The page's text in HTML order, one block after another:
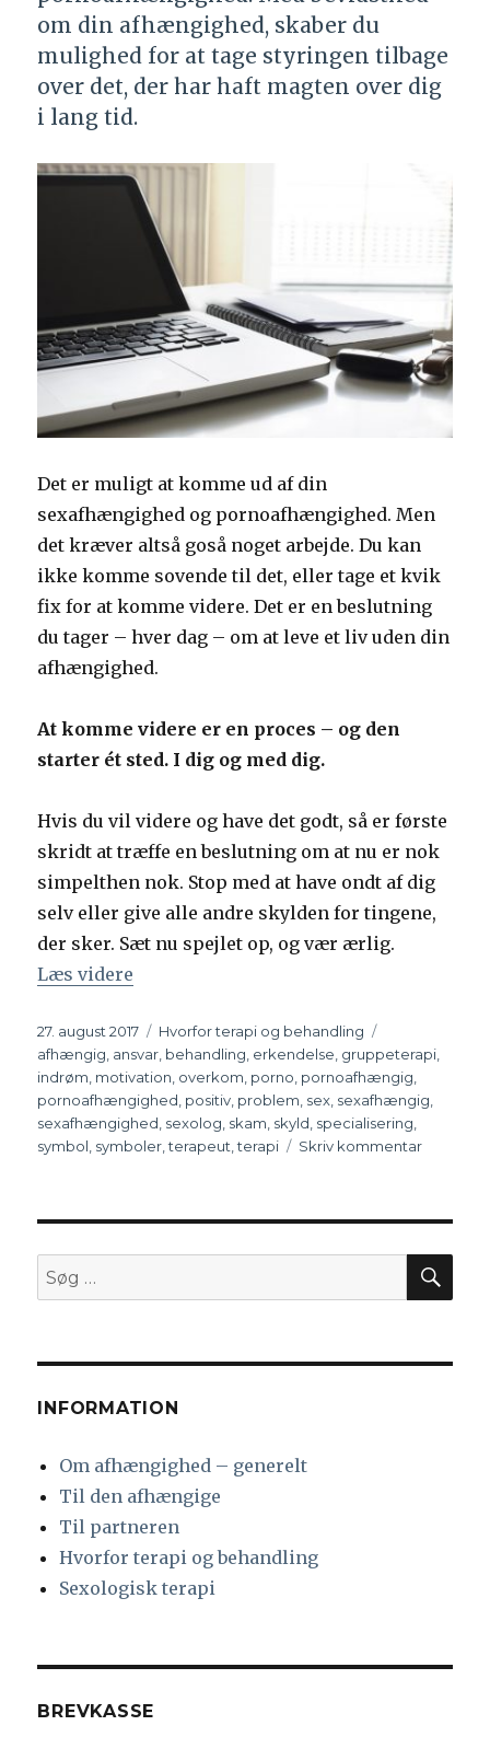
om din afhængighed, skaber du
mulighed for at tage styringen tilbage
over det, der har haft magten over dig
i lang tid.
Det er muligt at komme ud af din
sexafhængighed og pornoafhængighed. Men
det kræver altså goså noget arbejde. Du kan
ikke komme sovende til det, eller tage et kvik
fix for at komme videre. Det er en beslutning
du tager – hver dag – om at leve et liv uden din
afhængighed.
At komme videre er en proces – og den
starter ét sted. I dig og med dig.
Hvis du vil videre og have det godt, så er første
skridt at træffe en beslutning om at nu er nok
simpelthen nok. Stop med at have ondt af dig
selv eller give alle andre skylden for tingene,
der sker. Sæt nu spejlet op, og vær ærlig.
Læs videre
Udgivet
27. august 2017 Kategorier
Hvorfor terapi og behandling
afhængig, ansvar, behandling, erkendelse, gruppeterapi,
indrøm, motivation, overkom, porno, pornoafhængig,
pornoafhængighed, positiv, problem, sex, sexafhængig,
sexafhængighed, sexolog, skam, skyld, specialisering,
symbol, symboler,terapeut,terapi Skriv kommentar
til
komme
ud
Søg
efter:
INFORMATION
Om afhængighed – generelt
Til den afhængige
Til partneren
Hvorfor terapi og behandling
Sexologisk terapi
BREVKASSE